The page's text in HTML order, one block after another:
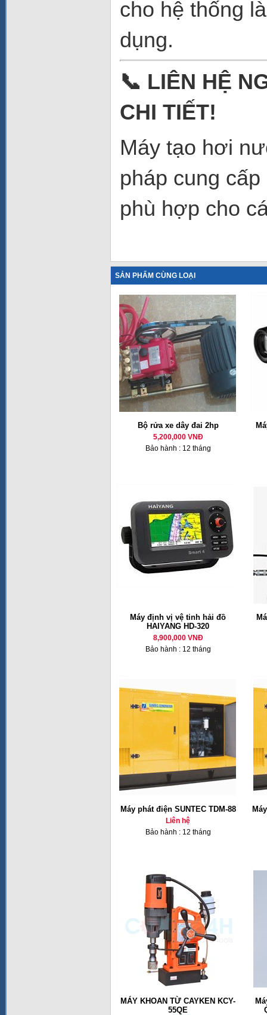
cho hệ thống
dụng.
📞 LIÊN HỆ
CHI TIẾT!
Máy tạo hơi
pháp cung
phù hợp cho
SẢN PHẨM CÙNG LOẠI
Bộ rửa xe dây đai 2hp
5,200,000 VNĐ
Bảo hành : 12 tháng
Máy định vị vệ tinh hải đồ
HAIYANG HD-320
8,900,000 VNĐ
Bảo hành : 12 tháng
Máy phát điện SUNTEC TDM-88
Liên hệ
Bảo hành : 12 tháng
MÁY KHOAN TỪ CAYKEN KCY-
55QE